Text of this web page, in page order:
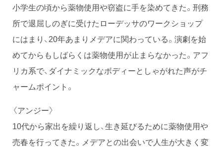
小学生の頃から薬物使用や窃盗に手を染めてきた。刑務
所で退屈しのぎに受けたローデッサのワークショップ
にはまり、20年あまりメデアに関わっている。演劇を始
めてからもしばらくは薬物使用が止まらなかった。アフ
リカ系で、ダイナミックなボディーとしゃがれた声がチ
ャームポイント。
〈アンジー〉
10代から家出を繰り返し、生き延びるために薬物使用や
売春を行ってきた。メデアとの出会いで人生が大きく変